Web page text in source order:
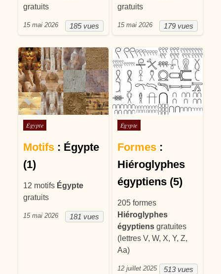
gratuits
185 vues
15 mai 2026
gratuits
179 vues
15 mai 2026
Posté dans
Égypte
Motifs : Égypte
(1)
12 motifs Égypte
gratuits
181 vues
15 mai 2026
Posté dans
Égypte
Formes:
Hiéroglyphes
égyptiens (5)
205 formes
Hiéroglyphes
égyptiensgratuites
(lettres V, W, X, Y, Z,
Aa)
513 vues
12 juillet 2025